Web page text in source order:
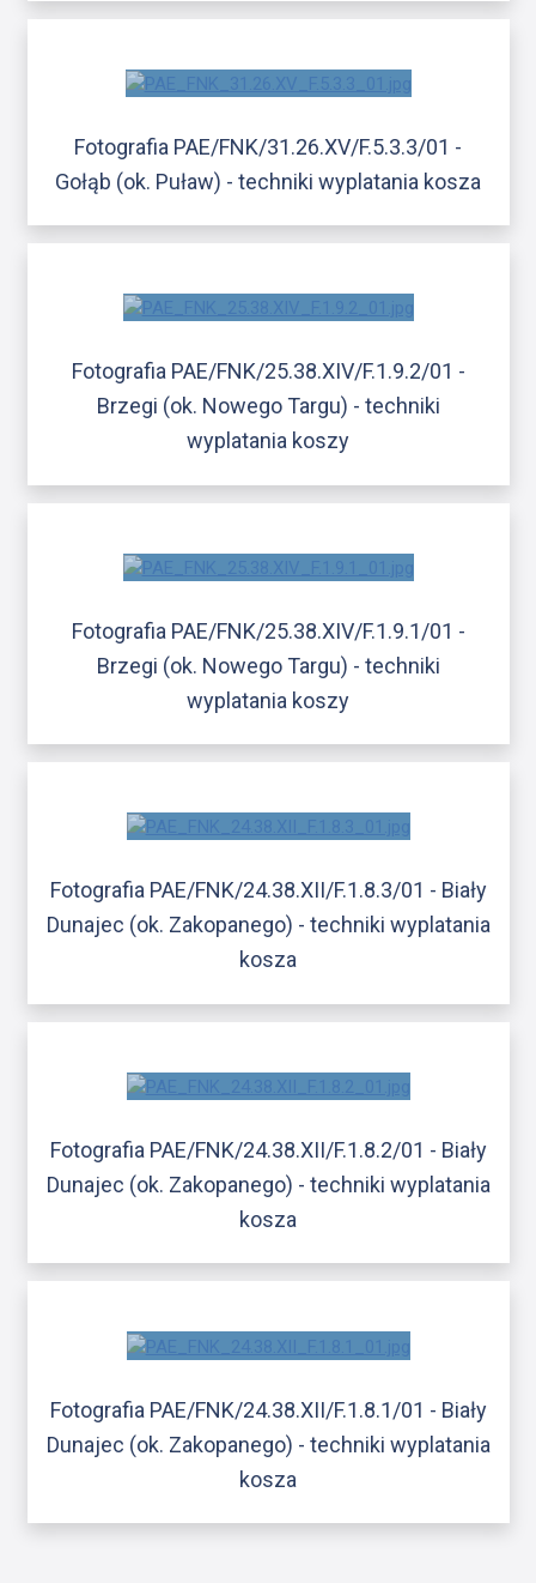
Fotografia PAE/FNK/31.26.XV/F.5.3.3/01 -
Gołąb (ok. Puław) - techniki wyplatania kosza
Fotografia PAE/FNK/25.38.XIV/F.1.9.2/01 -
Brzegi (ok. Nowego Targu) - techniki
wyplatania koszy
Fotografia PAE/FNK/25.38.XIV/F.1.9.1/01 -
Brzegi (ok. Nowego Targu) - techniki
wyplatania koszy
Fotografia PAE/FNK/24.38.XII/F.1.8.3/01 - Biały
Dunajec (ok. Zakopanego) - techniki wyplatania
kosza
Fotografia PAE/FNK/24.38.XII/F.1.8.2/01 - Biały
Dunajec (ok. Zakopanego) - techniki wyplatania
kosza
Fotografia PAE/FNK/24.38.XII/F.1.8.1/01 - Biały
Dunajec (ok. Zakopanego) - techniki wyplatania
kosza